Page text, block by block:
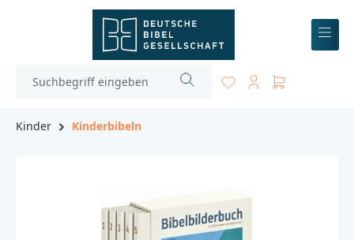
Kinder Kinderbibeln